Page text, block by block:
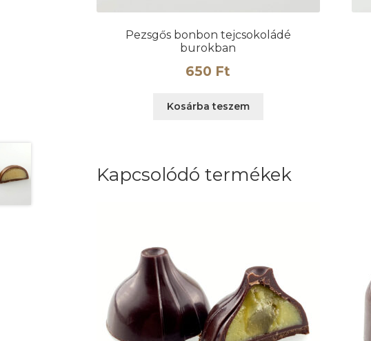
Pezsgős bonbon tejcsokoládé
burokban
650 Ft
Kosárba teszem
Kapcsolódó termékek